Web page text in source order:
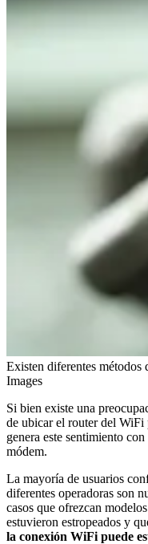
Existen diferentes métodos
Images
Si bien existe una
de ubicar el router del WiFi
genera este sentimiento
módem.
La mayoría de usuarios
diferentes operadoras son
casos que ofrezcan
estuvieron estropeados y
la conexión WiFi puede